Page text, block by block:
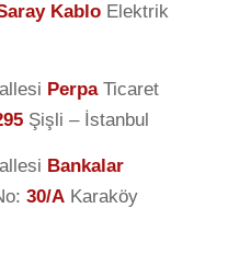
Kablo Elektrik
PerpaTicaret
Şişli – İstanbul
Bankalar
30/AKaraköy